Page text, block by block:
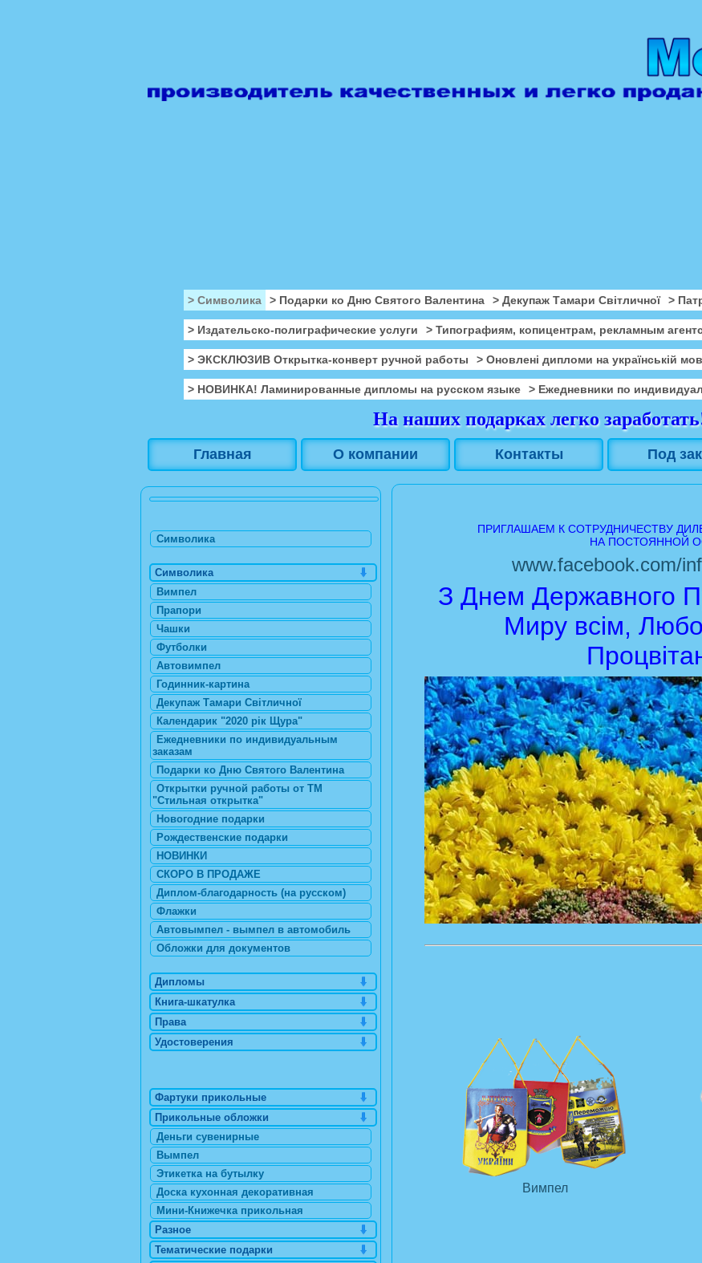
> Символика > Подарки ко Дню Святого Валентина > Декупаж Тамари Світличної >
> Издательско-полиграфические услуги > Типографиям, копицентрам, рекламным
> ЭКСКЛЮЗИВ Открытка-конверт ручной работы > Оновлені дипломи на українській
> НОВИНКА! Ламинированные дипломы на русском языке > Ежедневники по
На наших подарках легко
Главная О компании Контакты Под
ПРИГЛАШАЕМ К СОТРУДНИЧЕСТВУ
НА ПОСТОЯННОЙ
www.facebook.com/
З Днем Державного
Миру всім,
Вимпел
Символика
Символика
Вимпел
Прапори
Чашки
Футболки
Автовимпел
Годинник-картина
Декупаж Тамари Світличної
Календарик "2020 рік Щура"
Ежедневники по индивидуальным
заказам
Подарки ко Дню Святого Валентина
Открытки ручной работы от ТМ
"Стильная открытка"
Новогодние подарки
Рождественские подарки
НОВИНКИ
СКОРО В ПРОДАЖЕ
Диплом-благодарность (на русском)
Флажки
Автовымпел - вымпел в автомобиль
Обложки для документов
Дипломы
Книга-шкатулка
Права
Удостоверения
Фартуки прикольные
Прикольные обложки
Деньги сувенирные
Вымпел
Этикетка на бутылку
Доска кухонная декоративная
Мини-Книжечка прикольная
Разное
Тематические подарки